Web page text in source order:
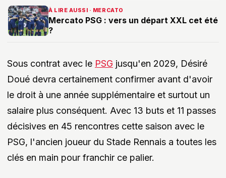
À LIRE AUSSI · MERCATO
Mercato PSG : vers un départ XXL cet été
?
Sous contrat avec le PSG jusqu'en 2029, Désiré
Doué devra certainement confirmer avant d'avoir
le droit à une année supplémentaire et surtout un
salaire plus conséquent. Avec 13 buts et 11 passes
décisives en 45 rencontres cette saison avec le
PSG, l'ancien joueur du Stade Rennais a toutes les
clés en main pour franchir ce palier.